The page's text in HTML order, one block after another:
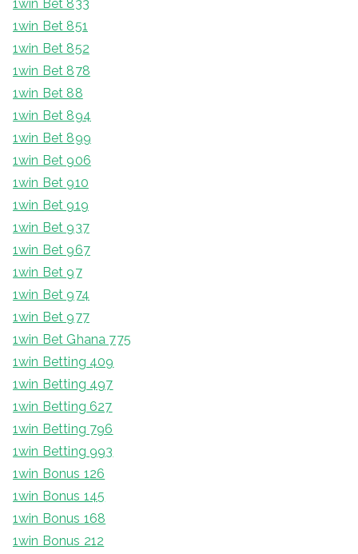
1win Bet 833
1win Bet 851
1win Bet 852
1win Bet 878
1win Bet 88
1win Bet 894
1win Bet 899
1win Bet 906
1win Bet 910
1win Bet 919
1win Bet 937
1win Bet 967
1win Bet 97
1win Bet 974
1win Bet 977
1win Bet Ghana 775
1win Betting 409
1win Betting 497
1win Betting 627
1win Betting 796
1win Betting 993
1win Bonus 126
1win Bonus 145
1win Bonus 168
1win Bonus 212